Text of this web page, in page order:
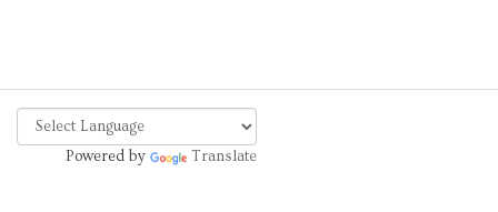
Powered by Translate